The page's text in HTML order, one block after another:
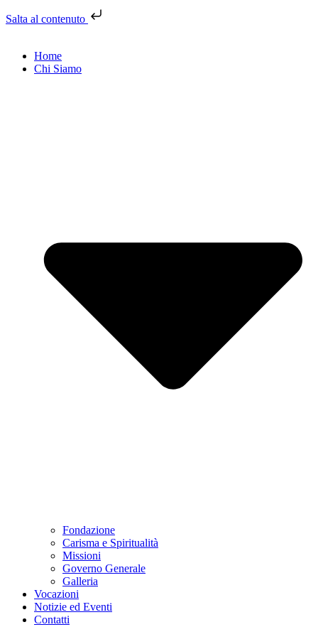
Salta al contenuto
Home
Chi Siamo
Fondazione
Carisma e Spiritualità
Missioni
Governo Generale
Galleria
Vocazioni
Notizie ed Eventi
Contatti